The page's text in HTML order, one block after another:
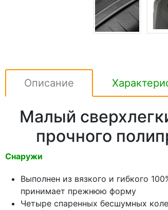
Описание
Малый
прочного
Снаружи
Выполнен из вязкого и гибкого
принимает прежнюю форму
Четыре спаренных бесшумных